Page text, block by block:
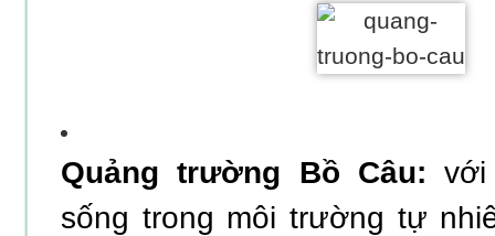
Quảng trường Bồ Câu:
sống trong môi trường tự